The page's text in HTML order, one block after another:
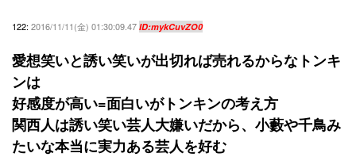
122: 2016/11/11(金) 01:30:09.47 ID:mykCuvZO0
愛想笑いと誘い笑いが出切れば売れるからなトンキ
ンは
好感度が高い=面白いがトンキンの考え方
関西人は誘い笑い芸人大嫌いだから、小藪や千鳥み
たいな本当に実力ある芸人を好む